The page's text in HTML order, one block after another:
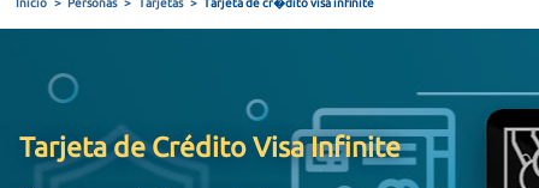
Inicio
Tarjeta de Crédito Visa Infinite